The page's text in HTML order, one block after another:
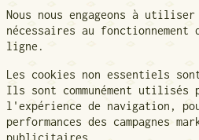
Nous nous engageons à
nécessaires au fonctionnement
ligne.
Les cookies non essentiels
Ils sont communément utilisés
l'expérience de navigation,
performances des campagnes